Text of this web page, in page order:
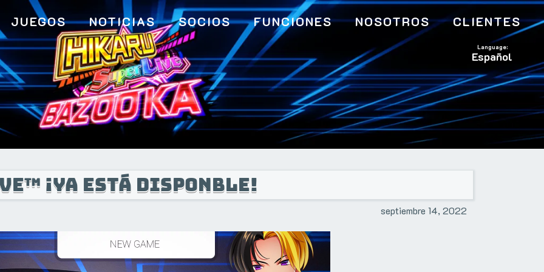
JUEGOS NOTICIAS SOCIOS FUNCIONES NOSOTROS CLIENTES
Elegir
idioma
¡Ya está disponble!
septiembre 14, 2022